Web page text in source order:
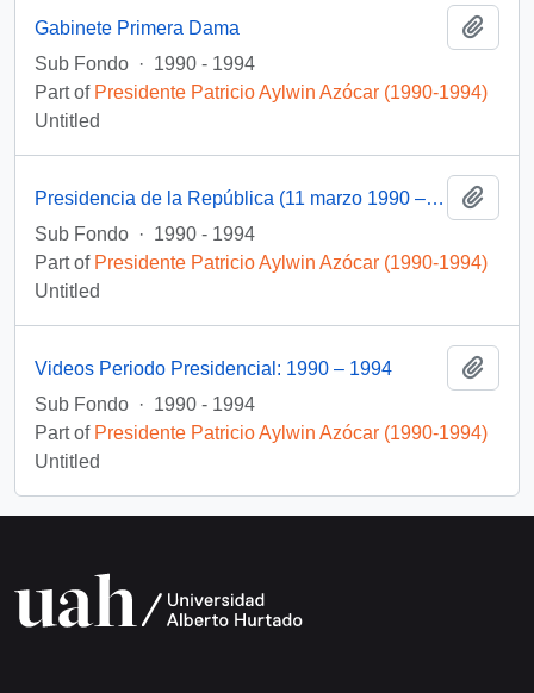
Gabinete Primera Dama
Sub Fondo · 1990 - 1994
Part of Presidente Patricio Aylwin Azócar (1990-1994)
Untitled
Presidencia de la República (11 marzo 1990 – 11 marzo 1994)
Sub Fondo · 1990 - 1994
Part of Presidente Patricio Aylwin Azócar (1990-1994)
Untitled
Videos Periodo Presidencial: 1990 – 1994
Sub Fondo · 1990 - 1994
Part of Presidente Patricio Aylwin Azócar (1990-1994)
Untitled